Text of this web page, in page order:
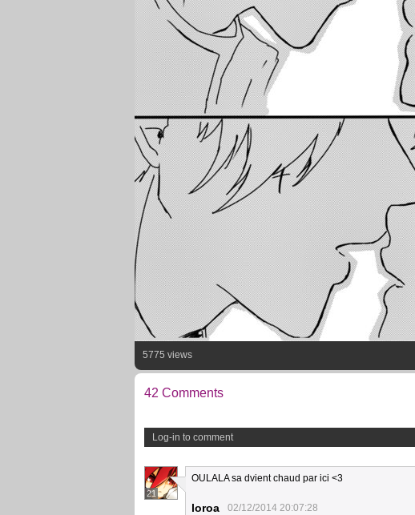
5775 views
42 Comments
Log-in to comment
21
OULALA sa dvient chaud par ici <3
loroa 02/12/2014 20:07:28